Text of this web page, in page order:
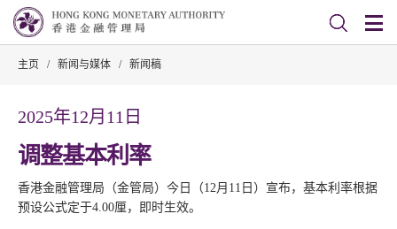
主页 / 新闻与媒体 / 新闻稿
2025年12月11日
调整基本利率
香港金融管理局（金管局）今日（12月11日）宣布，基本利率根据
预设公式定于4.00厘，即时生效。